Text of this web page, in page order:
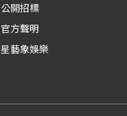
公開招標
官方聲明
星藝象娛樂